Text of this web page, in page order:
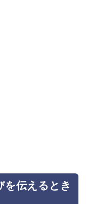
を伝えるとき